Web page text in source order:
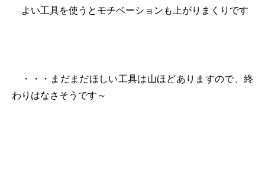
よい工具を使うとモチベーションも上がりまくりです
・・・まだまだほしい工具は山ほどありますので、終
わりはなさそうです～